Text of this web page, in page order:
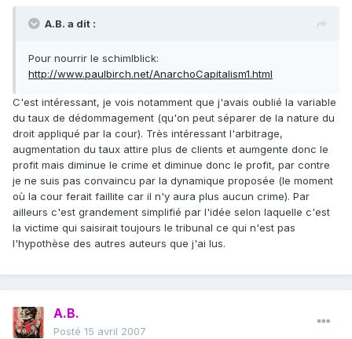
A.B. a dit :
Pour nourrir le schimlblick:
http://www.paulbirch.net/AnarchoCapitalism1.html
C'est intéressant, je vois notamment que j'avais oublié la variable
du taux de dédommagement (qu'on peut séparer de la nature du
droit appliqué par la cour). Très intéressant l'arbitrage,
augmentation du taux attire plus de clients et aumgente donc le
profit mais diminue le crime et diminue donc le profit, par contre
je ne suis pas convaincu par la dynamique proposée (le moment
où la cour ferait faillite car il n'y aura plus aucun crime). Par
ailleurs c'est grandement simplifié par l'idée selon laquelle c'est
la victime qui saisirait toujours le tribunal ce qui n'est pas
l'hypothèse des autres auteurs que j'ai lus.
A.B.
Posté 15 avril 2007